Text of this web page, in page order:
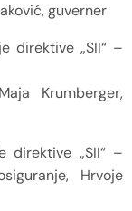
guverner
direktive „SII“ –
Krumberger,
direktive „SII“ –
Hrvoje